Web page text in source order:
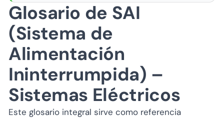
Glosario de SAI
(Sistema de
Alimentación
Ininterrumpida) –
Sistemas Eléctricos
Este glosario integral sirve como referencia